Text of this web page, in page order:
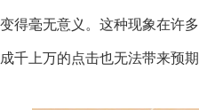
得毫无意义。这种现象在
千上万的点击也无法带来预